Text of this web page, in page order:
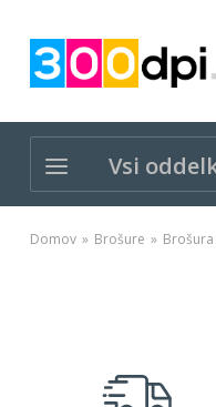
Vsi
Domov Brošure Brošura